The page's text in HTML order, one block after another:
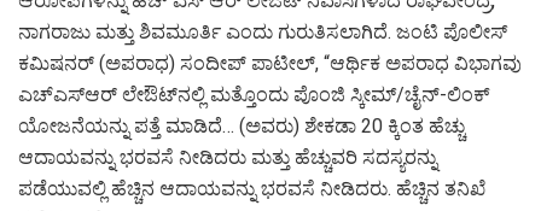
ನಾಗರಾಜು ಮತ್ತು ಶಿವಮೂರ್ತಿ ಎಂದು ಗುರುತಿಸಲಾಗಿದೆ. ಜಂಟಿ ಪೊಲೀಸ್
ಕಮಿಷನರ್ (ಅಪರಾಧ) ಸಂದೀಪ್ ಪಾಟೀಲ್, “ಆರ್ಥಿಕ ಅಪರಾಧ ವಿಭಾಗವು
ಎಚ್‌ಎಸ್‌ಆರ್ ಲೇಔಟ್‌ನಲ್ಲಿ ಮತ್ತೊಂದು ಪೊಂಜಿ ಸ್ಕೀಮ್/ಚೈನ್-ಲಿಂಕ್
ಯೋಜನೆಯನ್ನು ಪತ್ತೆ ಮಾಡಿದೆ… (ಅವರು) ಶೇಕಡಾ 20 ಕ್ಕಿಂತ ಹೆಚ್ಚು
ಆದಾಯವನ್ನು ಭರವಸೆ ನೀಡಿದರು ಮತ್ತು ಹೆಚ್ಚುವರಿ ಸದಸ್ಯರನ್ನು
ಪಡೆಯುವಲ್ಲಿ ಹೆಚ್ಚಿನ ಆದಾಯವನ್ನು ಭರವಸೆ ನೀಡಿದರು. ಹೆಚ್ಚಿನ ತನಿಖೆ